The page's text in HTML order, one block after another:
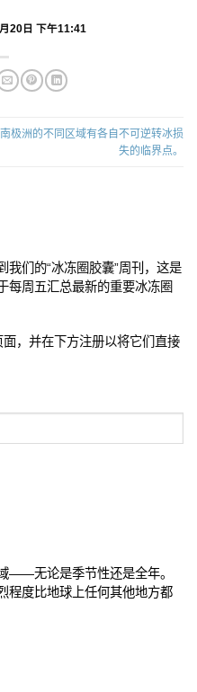
20日 下午11:41
南极洲的不同区域有各自不可逆转冰损
失的临界点。
们的“冰冻圈胶囊”周刊，这是
每周五汇总最新的重要冰冻圈
面，并在下方注册以将它们直接
——无论是季节性还是全年。
程度比地球上任何其他地方都